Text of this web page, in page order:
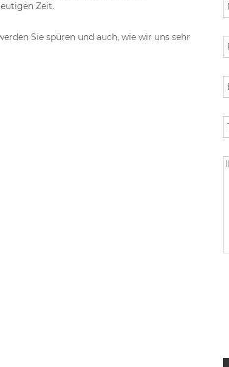
Zeit.
Sie spüren und auch, wie wir uns sehr